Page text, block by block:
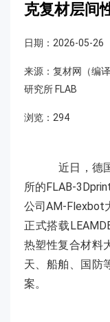
克复材层间
日期：2026-05-26
来源：复材网（编
研究所 FLAB
浏览：294
近日，德
所的FLAB-
公司AM-Flexbot
正式搭载
热塑性复合材料
天、船舶、国防
案。